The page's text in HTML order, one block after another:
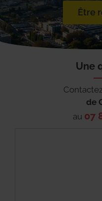
Être
Une
de
au 07